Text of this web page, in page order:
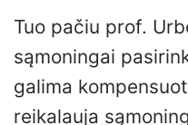
Tuo pačiu prof.
sąmoningai
galima
reikalauja